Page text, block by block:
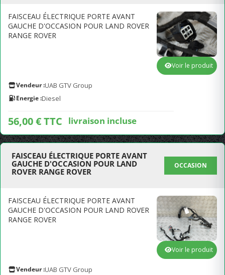
FAISCEAU ÉLECTRIQUE PORTE AVANT
GAUCHE D'OCCASION POUR LAND ROVER
RANGE ROVER
Vendeur :UAB GTV Group
Energie :Diesel
56,00 € TTC livraison incluse
Voir le produit
FAISCEAU ÉLECTRIQUE PORTE AVANT
GAUCHE D'OCCASION POUR LAND
ROVER RANGE ROVER
OCCASION
FAISCEAU ÉLECTRIQUE PORTE AVANT
GAUCHE D'OCCASION POUR LAND ROVER
RANGE ROVER
Vendeur :UAB GTV Group
Voir le produit